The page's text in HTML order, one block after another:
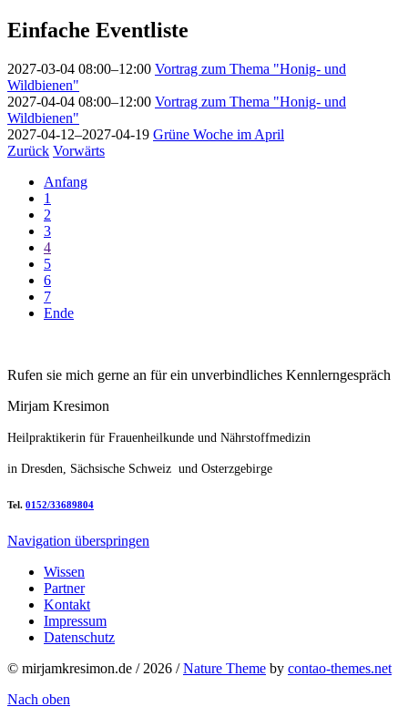
Einfache Eventliste
2027-03-04 08:00–12:00 Vortrag zum Thema "Honig- und
Wildbienen"
2027-04-04 08:00–12:00 Vortrag zum Thema "Honig- und
Wildbienen"
2027-04-12–2027-04-19 Grüne Woche im April
Zurück Vorwärts
Anfang
1
2
3
4
5
6
7
Ende
Rufen sie mich gerne an für ein unverbindliches Kennlerngespräch
Mirjam Kresimon
Heilpraktikerin für Frauenheilkunde und Nährstoffmedizin
in Dresden, Sächsische Schweiz und Osterzgebirge
Tel. 0152/33689804
Navigation überspringen
Wissen
Partner
Kontakt
Impressum
Datenschutz
© mirjamkresimon.de / 2026 /Nature Theme by contao-themes.net
Nach oben